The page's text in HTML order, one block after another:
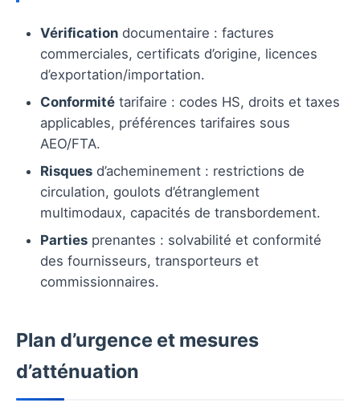
Vérification documentaire : factures
commerciales, certificats d’origine, licences
d’exportation/importation.
Conformité tarifaire : codes HS, droits et taxes
applicables, préférences tarifaires sous
AEO/FTA.
Risques d’acheminement : restrictions de
circulation, goulots d’étranglement
multimodaux, capacités de transbordement.
Parties prenantes : solvabilité et conformité
des fournisseurs, transporteurs et
commissionnaires.
Plan d’urgence et mesures
d’atténuation